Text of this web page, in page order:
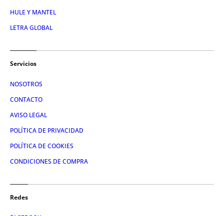
HULE Y MANTEL
LETRA GLOBAL
Servicios
NOSOTROS
CONTACTO
AVISO LEGAL
POLÍTICA DE PRIVACIDAD
POLÍTICA DE COOKIES
CONDICIONES DE COMPRA
Redes